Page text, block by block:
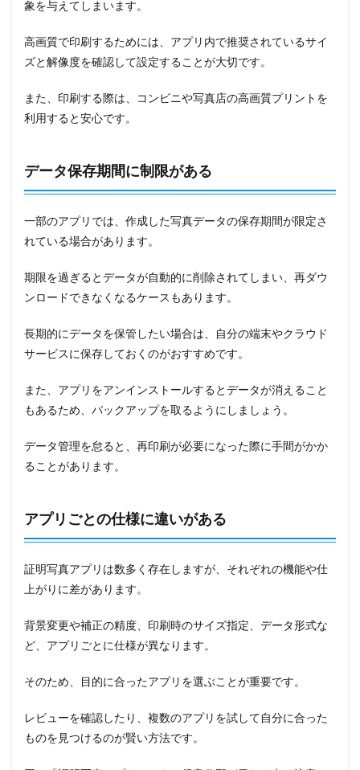
象を与えてしまいます。
高画質で印刷するためには、アプリ内で推奨されているサイ
ズと解像度を確認して設定することが大切です。
また、印刷する際は、コンビニや写真店の高画質プリントを
利用すると安心です。
データ保存期間に制限がある
一部のアプリでは、作成した写真データの保存期間が限定さ
れている場合があります。
期限を過ぎるとデータが自動的に削除されてしまい、再ダウ
ンロードできなくなるケースもあります。
長期的にデータを保管したい場合は、自分の端末やクラウド
サービスに保存しておくのがおすすめです。
また、アプリをアンインストールするとデータが消えること
もあるため、バックアップを取るようにしましょう。
データ管理を怠ると、再印刷が必要になった際に手間がかか
ることがあります。
アプリごとの仕様に違いがある
証明写真アプリは数多く存在しますが、それぞれの機能や仕
上がりに差があります。
背景変更や補正の精度、印刷時のサイズ指定、データ形式な
ど、アプリごとに仕様が異なります。
そのため、目的に合ったアプリを選ぶことが重要です。
レビューを確認したり、複数のアプリを試して自分に合った
ものを見つけるのが賢い方法です。